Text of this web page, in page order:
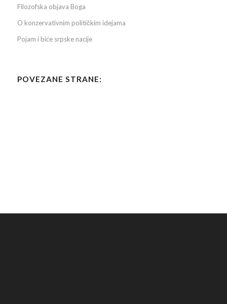
Filozofska objava Boga
O konzervativnim političkim idejama
Pojam i biće srpske nacije
POVEZANE STRANE: